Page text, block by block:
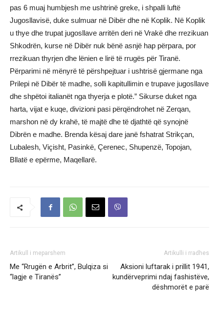
pas 6 muaj humbjesh me ushtrinë greke, i shpalli luftë
Jugosllavisë, duke sulmuar në Dibër dhe në Koplik. Në Koplik
u thye dhe trupat jugosllave arritën deri në Vrakë dhe rrezikuan
Shkodrën, kurse në Dibër nuk bënë asnjë hap përpara, por
rrezikuan thyrjen dhe lënien e lirë të rrugës për Tiranë.
Përparimi në mënyrë të përshpejtuar i ushtrisë gjermane nga
Prilepi në Dibër të madhe, solli kapitullimin e trupave jugosllave
dhe shpëtoi italianët nga thyerja e plotë.” Sikurse duket nga
harta, vijat e kuqe, divizioni pasi përqëndrohet në Zerqan,
marshon në dy krahë, të majtë dhe të djathtë që synojnë
Dibrën e madhe. Brenda kësaj dare janë fshatrat Strikçan,
Lubalesh, Viçisht, Pasinkë, Çerenec, Shupenzë, Topojan,
Bllatë e epërme, Maqellarë.
Artikull i meparshem
Me “Rrugën e Arbrit”, Bulqiza si
“lagje e Tiranës”
Artikulli i rradhes
Aksioni luftarak i prillit 1941,
kundërveprimi ndaj fashistëve,
dëshmorët e parë